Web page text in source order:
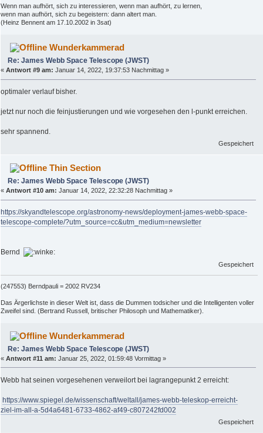
Wenn man aufhört, sich zu interessieren, wenn man aufhört, zu lernen,
wenn man aufhört, sich zu begeistern: dann altert man.
(Heinz Bennent am 17.10.2002 in 3sat)
Wunderkammerad
Re: James Webb Space Telescope (JWST)
« Antwort #9 am: Januar 14, 2022, 19:37:53 Nachmittag »
optimaler verlauf bisher.
jetzt nur noch die feinjustierungen und wie vorgesehen den l-punkt erreichen.
sehr spannend.
Gespeichert
Thin Section
Re: James Webb Space Telescope (JWST)
« Antwort #10 am: Januar 14, 2022, 22:32:28 Nachmittag »
https://skyandtelescope.org/astronomy-news/deployment-james-webb-space-
telescope-complete/?utm_source=cc&utm_medium=newsletter
Bernd
Gespeichert
(247553) Berndpauli = 2002 RV234
Das Ärgerlichste in dieser Welt ist, dass die Dummen todsicher und die Intelligenten voller
Zweifel sind. (Bertrand Russell, britischer Philosoph und Mathematiker).
Wunderkammerad
Re: James Webb Space Telescope (JWST)
« Antwort #11 am: Januar 25, 2022, 01:59:48 Vormittag »
Webb hat seinen vorgesehenen verweilort bei lagrangepunkt 2 erreicht:
https://www.spiegel.de/wissenschaft/weltall/james-webb-teleskop-erreicht-
ziel-im-all-a-5d4a6481-6733-4862-af49-c807242fd002
Gespeichert